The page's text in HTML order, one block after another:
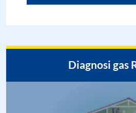
Diagnosi gas